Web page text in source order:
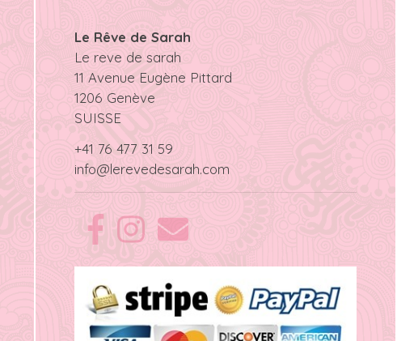
Le Rêve de Sarah
Le reve de sarah
11 Avenue Eugène Pittard
1206 Genève
SUISSE
+41 76 477 31 59
info@lerevedesarah.com